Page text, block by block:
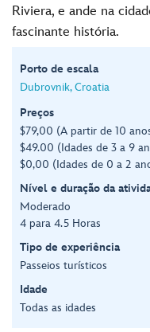
Riviera, e ande na
fascinante história.
Porto de escala
Dubrovnik, Croatia
Preços
$79,00 (A partir de 10
$49.00 (Idades de 3 a 9
$0,00 (Idades de 0 a 2
Nível e duração da
Moderado
4 para 4.5 Horas
Tipo de experiência
Passeios turísticos
Idade
Todas as idades